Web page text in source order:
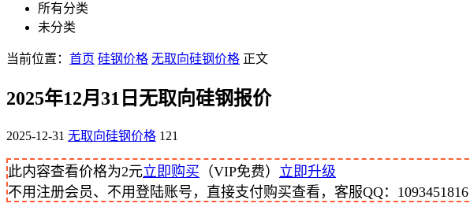
所有分类
未分类
当前位置： 首页 硅钢价格 无取向硅钢价格 正文
2025年12月31日无取向硅钢报价
2025-12-31 无取向硅钢价格 121
此内容查看价格为2元立即购买 （VIP免费） 立即升级
不用注册会员、不用登陆账号，直接支付购买查看，客服QQ：